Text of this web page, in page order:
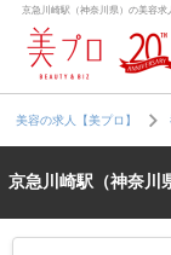
京急川崎駅（神奈川県）の美容求
美容の求人【美プロ】
京急川崎駅（神奈川